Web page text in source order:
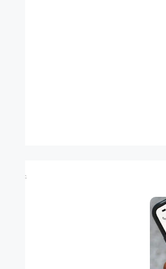
عرض الكل